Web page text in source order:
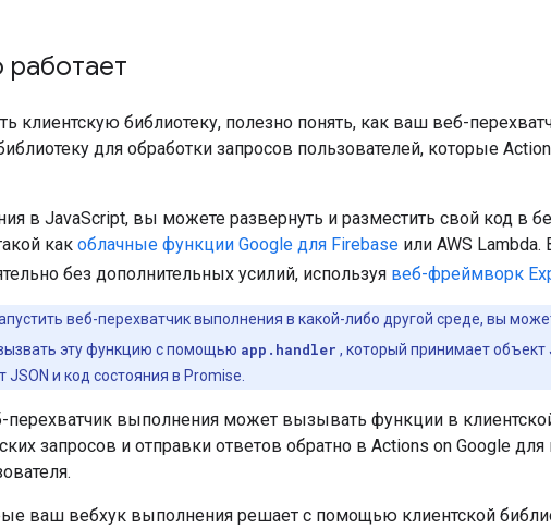
работает
клиентскую библиотеку, полезно понять, как ваш веб-
для обработки запросов пользователей, которые
в JavaScript, вы можете развернуть и разместить свой код в
как облачные функции Google для Firebase или AWS
без дополнительных усилий, используя веб-фреймворк
веб-перехватчик выполнения в какой-либо другой среде, вы
эту функцию с помощью app.handler , который принимает объект
и код состояния в Promise.
перехватчик выполнения может вызывать функции в
запросов и отправки ответов обратно в Actions on Google
ваш вебхук выполнения решает с помощью клиентской